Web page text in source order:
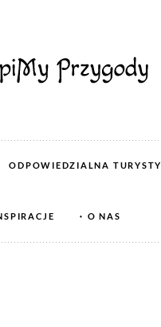
ODPOWIEDZIALNA
O NAS